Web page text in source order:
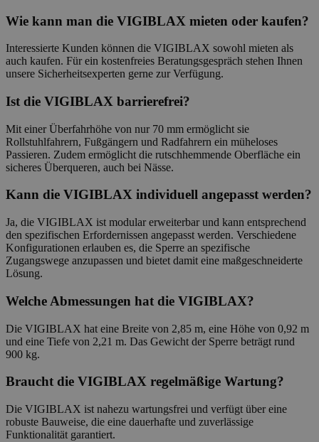
Wie kann man die VIGIBLAX mieten oder kaufen?
Interessierte Kunden können die VIGIBLAX sowohl mieten als
auch kaufen. Für ein kostenfreies Beratungsgespräch stehen Ihnen
unsere Sicherheitsexperten gerne zur Verfügung.
Ist die VIGIBLAX barrierefrei?
Mit einer Überfahrhöhe von nur 70 mm ermöglicht sie
Rollstuhlfahrern, Fußgängern und Radfahrern ein müheloses
Passieren. Zudem ermöglicht die rutschhemmende Oberfläche ein
sicheres Überqueren, auch bei Nässe.
Kann die VIGIBLAX individuell angepasst werden?
Ja, die VIGIBLAX ist modular erweiterbar und kann entsprechend
den spezifischen Erfordernissen angepasst werden. Verschiedene
Konfigurationen erlauben es, die Sperre an spezifische
Zugangswege anzupassen und bietet damit eine maßgeschneiderte
Lösung.
Welche Abmessungen hat die VIGIBLAX?
Die VIGIBLAX hat eine Breite von 2,85 m, eine Höhe von 0,92 m
und eine Tiefe von 2,21 m. Das Gewicht der Sperre beträgt rund
900 kg.
Braucht die VIGIBLAX regelmäßige Wartung?
Die VIGIBLAX ist nahezu wartungsfrei und verfügt über eine
robuste Bauweise, die eine dauerhafte und zuverlässige
Funktionalität garantiert.